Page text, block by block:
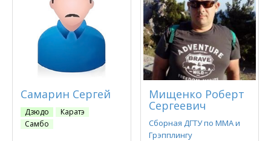
Самарин Сергей
Дзюдо
Каратэ
Самбо
Мищенко Роберт
Сергеевич
Сборная ДГТУ по ММА и
Грэпплингу